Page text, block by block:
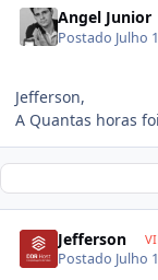
Angel Junior
Postado Julho
Jefferson,
A Quantas horas
Jefferson
Postado Julho